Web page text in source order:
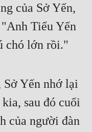
của Sở Yến,
Tiểu Yến
chó lớn rồi."
Sở Yến nhớ lại
sau đó cuối
của người đàn